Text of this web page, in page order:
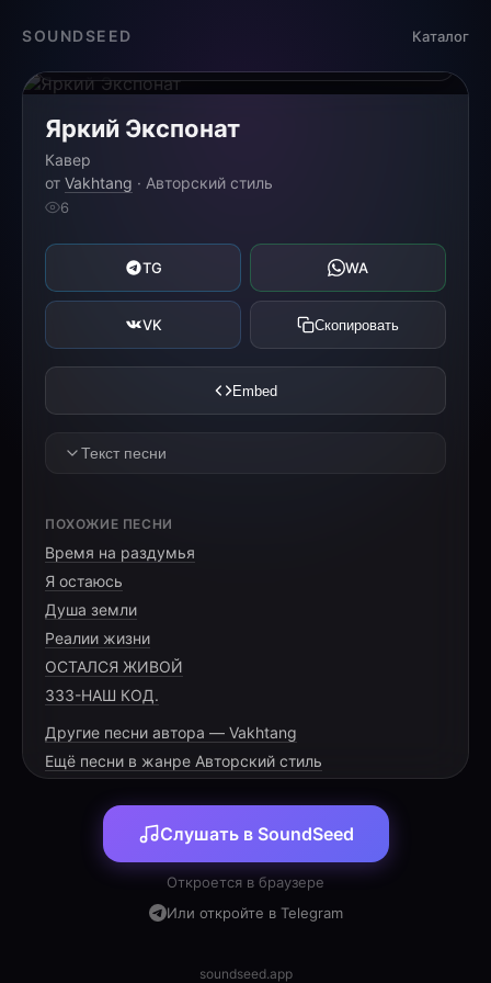
SOUNDSEED Каталог
Яркий Экспонат
Кавер
от Vakhtang · Авторский стиль
6
TG WA
VK Скопировать
Embed
Текст песни
Он варит – я же идеал,
Пока он маску надевал.
Он режет – я же просто вау,
[ПРЕ-ПРИПЕВ]
Он чистит – я же высший балл,
Он в сообщении прислал:
Что я – сплошной оригинал,
ПОХОЖИЕ ПЕСНИ
Время на раздумья
Я остаюсь
Душа земли
Реалии жизни
ОСТАЛСЯ ЖИВОЙ
333-НАШ КОД.
Другие песни автора — Vakhtang
Ещё песни в жанре Авторский стиль
Слушать в SoundSeed
Откроется в браузере
Или откройте в Telegram
soundseed.app